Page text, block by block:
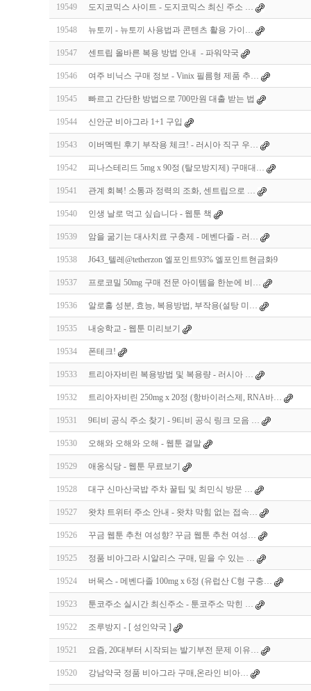
19549 도지코믹스 사이트 - 도지코믹스 최신 주소 …
19548 뉴토끼 - 뉴토끼 사용법과 콘텐츠 활용 가이…
19547 센트립 올바른 복용 방법 안내 - 파워약국
19546 여주 비닉스 구매 정보 - Vinix 필름형 제품 추…
19545 빠르고 간단한 방법으로 700만원 대출 받는 법
19544 신안군 비아그라 1+1 구입
19543 이버멕틴 후기 부작용 체크! - 러시아 직구 우…
19542 피나스테리드 5mg x 90정 (탈모방지제) 구매대…
19541 관계 회복! 소통과 정력의 조화, 센트립으로 …
19540 인생 날로 먹고 싶습니다 - 웹툰 책
19539 암을 굶기는 대사치료 구충제 - 메벤다졸 - 러…
19538 J643_텔레@tetherzon 엘포인트93% 엘포인트현금화9
19537 프로코밀 50mg 구매 전문 아이템을 한눈에 비…
19536 알로홀 성분, 효능, 복용방법, 부작용(설탕 미…
19535 내숭학교 - 웹툰 미리보기
19534 폰테크!
19533 트리아자비린 복용방법 및 복용량 - 러시아 …
19532 트리아자비린 250mg x 20정 (항바이러스제, RNA바…
19531 9티비 공식 주소 찾기 - 9티비 공식 링크 모음 …
19530 오해와 오해와 오해 - 웹툰 결말
19529 애옹식당 - 웹툰 무료보기
19528 대구 신마산국밥 주차 꿀팁 및 최민식 방문 …
19527 왓챠 트위터 주소 안내 - 왓챠 막힘 없는 접속…
19526 꾸금 웹툰 추천 여성향? 꾸금 웹툰 추천 여성…
19525 정품 비아그라 시알리스 구매, 믿을 수 있는 …
19524 버목스 - 메벤다졸 100mg x 6정 (유럽산 C형 구충…
19523 툰코주소 실시간 최신주소 - 툰코주소 막힌 …
19522 조루방지 - [ 성인약국 ]
19521 요즘, 20대부터 시작되는 발기부전 문제 이유…
19520 강남약국 정품 비아그라 구매,온라인 비아…